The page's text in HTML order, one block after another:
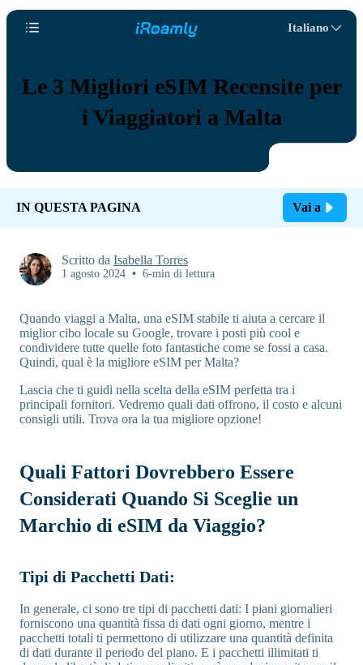
Italiano
Le 3 Migliori eSIM Recensite per
i Viaggiatori a Malta
IN QUESTA PAGINA Vai a
Scritto da Isabella Torres
1 agosto 2024 • 6-min di lettura
Quando viaggi a Malta, una eSIM stabile ti aiuta a cercare il
miglior cibo locale su Google, trovare i posti più cool e
condividere tutte quelle foto fantastiche come se fossi a casa.
Quindi, qual è la migliore eSIM per Malta?
Lascia che ti guidi nella scelta della eSIM perfetta tra i
principali fornitori. Vedremo quali dati offrono, il costo e alcuni
consigli utili. Trova ora la tua migliore opzione!
Quali Fattori Dovrebbero Essere
Considerati Quando Si Sceglie un
Marchio di eSIM da Viaggio?
Tipi di Pacchetti Dati:
In generale, ci sono tre tipi di pacchetti dati: I piani giornalieri
forniscono una quantità fissa di dati ogni giorno, mentre i
pacchetti totali ti permettono di utilizzare una quantità definita
di dati durante il periodo del piano. E i pacchetti illimitati ti